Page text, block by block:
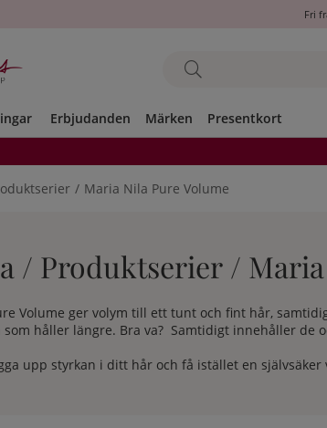
Fri
Erbjudanden Märken Presentkort
Maria Nila Pure Volume
/ Produktserier /
Volume ger volym till ett tunt och fint hår,
som håller längre. Bra va? Samtidigt innehåller de
upp styrkan i ditt hår och få istället en